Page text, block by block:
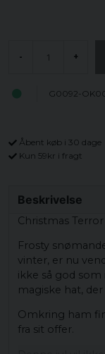
- +
G0092-
Åbent køb i 30 dage
Kun 59kr i fragt
Beskrivelse
Christmas
Frosty
vinter, er nu
ikke så god som
magiske hat,
Omkring ham
fra sit offer.